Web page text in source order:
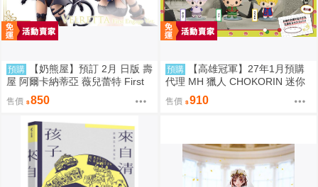
預購
【奶熊屋】預訂 2月 日版 壽
屋 阿爾卡納蒂亞 薇兒蕾特 First
Engage 一般版 組裝模型 0816
售價 850
預購
【高雄冠軍】27年1月預購
代理 MH 獵人 CHOKORIN 迷你
玩偶收藏集 第1彈 中盒6入 免訂
金0813
售價 910